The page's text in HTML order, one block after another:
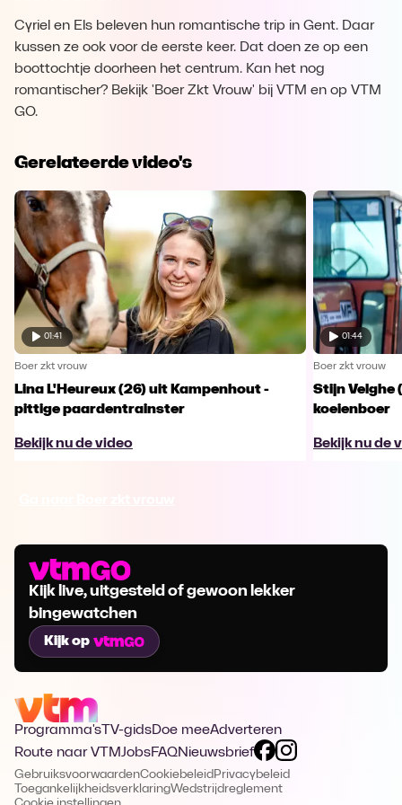
Cyriel en Els beleven hun romantische trip in Gent. Daar
kussen ze ook voor de eerste keer. Dat doen ze op een
boottochtje doorheen het centrum. Kan het nog
romantischer? Bekijk 'Boer Zkt Vrouw' bij VTM en op VTM
GO.
Gerelateerde video's
01:41
Boer zkt vrouw
Lina L'Heureux (26) uit Kampenhout -
pittige paardentrainster
Bekijk nu de video
01:44
Boer zkt vrouw
Stijn Velghe
koeienboer
Bekijk nu de
Kijk live, uitgesteld of gewoon lekker
bingewatchen
Kijk op
Programma's TV-gidsDoe meeAdverteren
Route naar VTMJobsFAQNieuwsbrief
GebruiksvoorwaardenCookiebeleid Privacybeleid
ToegankelijkheidsverklaringWedstrijdreglement